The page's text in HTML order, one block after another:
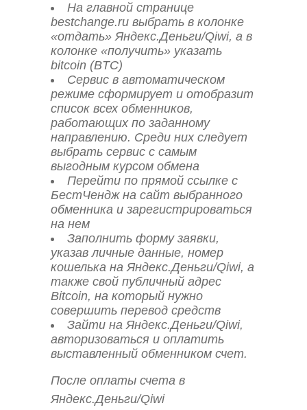
На главной странице
bestchange.ru выбрать в колонке
«отдать» Яндекс.Деньги/Qiwi, а в
колонке «получить» указать
bitcoin (BTC)
Сервис в автоматическом
режиме сформирует и отобразит
список всех обменников,
работающих по заданному
направлению. Среди них следует
выбрать сервис с самым
выгодным курсом обмена
Перейти по прямой ссылке с
БестЧендж на сайт выбранного
обменника и зарегистрироваться
на нем
Заполнить форму заявки,
указав личные данные, номер
кошелька на Яндекс.Деньги/Qiwi, а
также свой публичный адрес
Bitcoin, на который нужно
совершить перевод средств
Зайти на Яндекс.Деньги/Qiwi,
авторизоваться и оплатить
выставленный обменником счет.
После оплаты счета в
Яндекс.Деньги/Qiwi